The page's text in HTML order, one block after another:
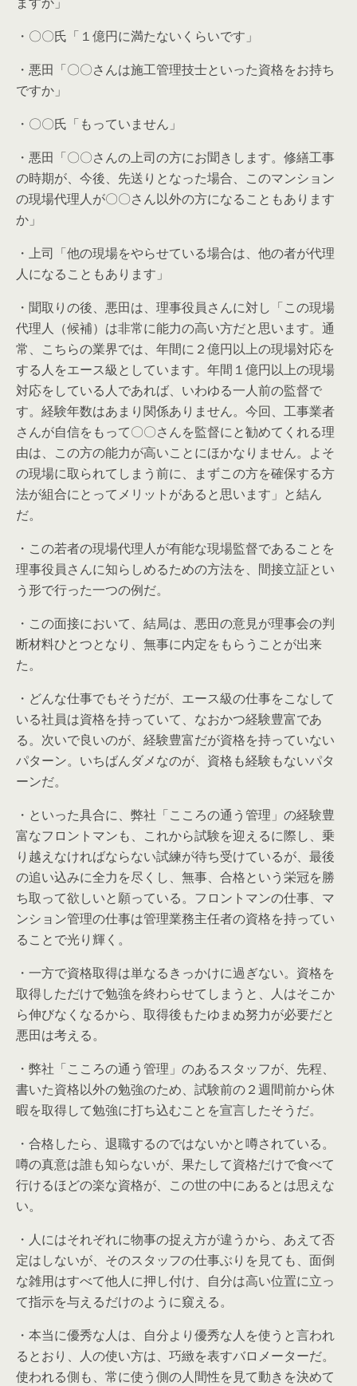
・〇〇氏「１億円に満たないくらいです」
・悪田「〇〇さんは施工管理技士といった資格をお持ち
ですか」
・〇〇氏「もっていません」
・悪田「〇〇さんの上司の方にお聞きします。修繕工事
の時期が、今後、先送りとなった場合、このマンション
の現場代理人が〇〇さん以外の方になることもあります
か」
・上司「他の現場をやらせている場合は、他の者が代理
人になることもあります」
・聞取りの後、悪田は、理事役員さんに対し「この現場
代理人（候補）は非常に能力の高い方だと思います。通
常、こちらの業界では、年間に２億円以上の現場対応を
する人をエース級としています。年間１億円以上の現場
対応をしている人であれば、いわゆる一人前の監督で
す。経験年数はあまり関係ありません。今回、工事業者
さんが自信をもって〇〇さんを監督にと勧めてくれる理
由は、この方の能力が高いことにほかなりません。よそ
の現場に取られてしまう前に、まずこの方を確保する方
法が組合にとってメリットがあると思います」と結ん
だ。
・この若者の現場代理人が有能な現場監督であることを
理事役員さんに知らしめるための方法を、間接立証とい
う形で行った一つの例だ。
・この面接において、結局は、悪田の意見が理事会の判
断材料ひとつとなり、無事に内定をもらうことが出来
た。
・どんな仕事でもそうだが、エース級の仕事をこなして
いる社員は資格を持っていて、なおかつ経験豊富であ
る。次いで良いのが、経験豊富だが資格を持っていない
パターン。いちばんダメなのが、資格も経験もないパタ
ーンだ。
・といった具合に、弊社「こころの通う管理」の経験豊
富なフロントマンも、これから試験を迎えるに際し、乗
り越えなければならない試練が待ち受けているが、最後
の追い込みに全力を尽くし、無事、合格という栄冠を勝
ち取って欲しいと願っている。フロントマンの仕事、マ
ンション管理の仕事は管理業務主任者の資格を持ってい
ることで光り輝く。
・一方で資格取得は単なるきっかけに過ぎない。資格を
取得しただけで勉強を終わらせてしまうと、人はそこか
ら伸びなくなるから、取得後もたゆまぬ努力が必要だと
悪田は考える。
・弊社「こころの通う管理」のあるスタッフが、先程、
書いた資格以外の勉強のため、試験前の２週間前から休
暇を取得して勉強に打ち込むことを宣言したそうだ。
・合格したら、退職するのではないかと噂されている。
噂の真意は誰も知らないが、果たして資格だけで食べて
行けるほどの楽な資格が、この世の中にあるとは思えな
い。
・人にはそれぞれに物事の捉え方が違うから、あえて否
定はしないが、そのスタッフの仕事ぶりを見ても、面倒
な雑用はすべて他人に押し付け、自分は高い位置に立っ
て指示を与えるだけのように窺える。
・本当に優秀な人は、自分より優秀な人を使うと言われ
るとおり、人の使い方は、巧緻を表すバロメーターだ。
使われる側も、常に使う側の人間性を見て動きを決めて